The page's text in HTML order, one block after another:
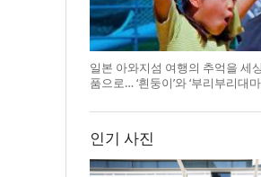
일본 아와지섬 여행의 추억을 세
품으로… ‘흰둥이’와 ‘부리부리대
인기 사진